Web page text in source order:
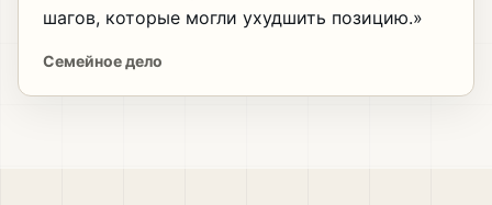
шагов, которые могли ухудшить позицию.»
Семейное дело